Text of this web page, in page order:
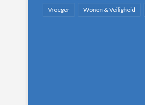
Vroeger Wonen & Veiligheid